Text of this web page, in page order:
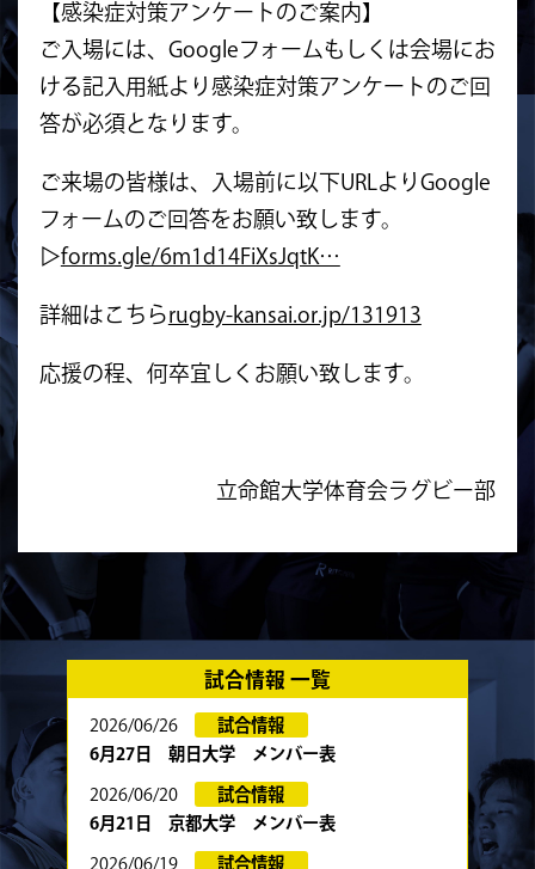
【感染症対策アンケートのご案内】
ご入場には、Googleフォームもしくは会場にお
ける記入用紙より感染症対策アンケートのご回
答が必須となります。
ご来場の皆様は、入場前に以下URLよりGoogle
フォームのご回答をお願い致します。
▷forms.gle/6m1d14FiXsJqtK…
詳細はこちらrugby-kansai.or.jp/131913
応援の程、何卒宜しくお願い致します。
立命館大学体育会ラグビー部
試合情報 一覧
2026/06/26
試合情報
6月27日 朝日大学 メンバー表
2026/06/20
試合情報
6月21日 京都大学 メンバー表
2026/06/19
試合情報